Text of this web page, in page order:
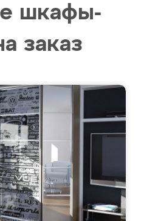
шкафы-
заказ